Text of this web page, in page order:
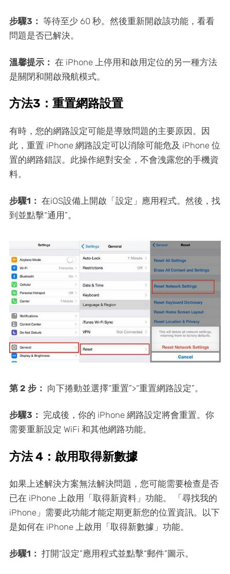
步驟3： 等待至少 60 秒。然後重新開啟該功能，看看
問題是否已解決。
溫馨提示： 在 iPhone 上停用和啟用定位的另一種方法
是關閉和開啟飛航模式。
方法3：重置網路設置
有時，您的網路設定可能是導致問題的主要原因。因
此，重置 iPhone 網路設定可以消除可能危及 iPhone 位
置的網路錯誤。此操作絕對安全，不會洩露您的手機資
料。
步驟1： 在iOS設備上開啟「設定」應用程式。然後，找
到並點擊“通用”。
第 2 步： 向下捲動並選擇“重置”>“重置網路設定”。
步驟3： 完成後，你的 iPhone 網路設定將會重置。你
需要重新設定 WiFi 和其他網路功能。
方法 4：啟用取得新數據
如果上述解決方案無法解決問題，您可能需要檢查是否
已在 iPhone 上啟用「取得新資料」功能。 「尋找我的
iPhone」需要此功能才能定期更新您的位置資訊。以下
是如何在 iPhone 上啟用「取得新數據」功能。
步驟1： 打開“設定”應用程式並點擊“郵件”圖示。